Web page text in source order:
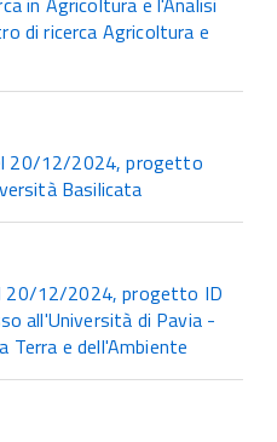
di ricerca Agricoltura e
20/12/2024, progetto
Basilicata
20/12/2024, progetto ID
all'Università di Pavia -
Terra e dell'Ambiente